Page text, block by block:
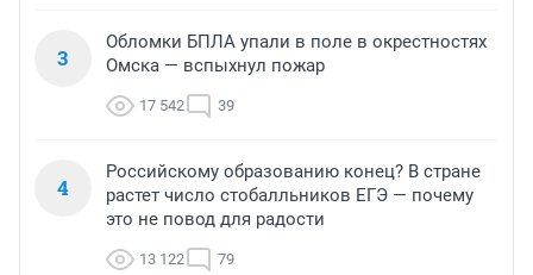
3
Обломки БПЛА упали в поле в окрестностях
Омска — вспыхнул пожар
17 542 39
4
Российскому образованию конец? В стране
растет число стобалльников ЕГЭ — почему
это не повод для радости
13 122 79